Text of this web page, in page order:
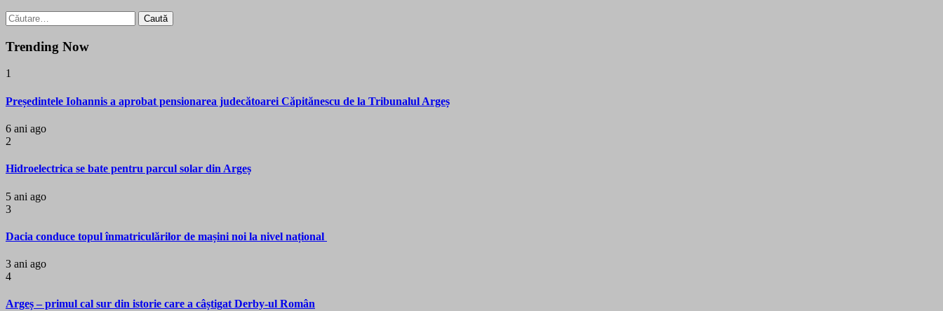
Caută
după:
Trending Now
1
Președintele Iohannis a aprobat pensionarea judecătoarei Căpitănescu de la Tribunalul Argeș
6 ani ago
2
Hidroelectrica se bate pentru parcul solar din Argeș
5 ani ago
3
Dacia conduce topul înmatriculărilor de mașini noi la nivel național
3 ani ago
4
Argeș – primul cal sur din istorie care a câștigat Derby-ul Român